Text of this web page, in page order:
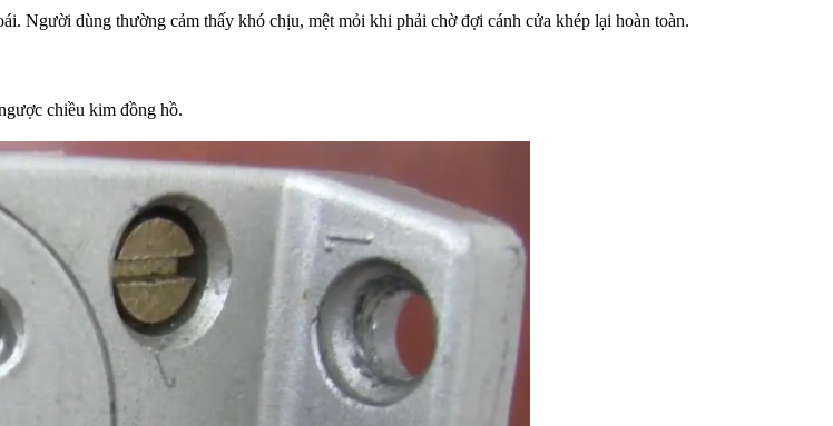
Người dùng thường cảm thấy khó chịu, mệt mỏi khi phải chờ đợi cánh cửa khép lại hoàn toàn.
chiều kim đồng hồ.